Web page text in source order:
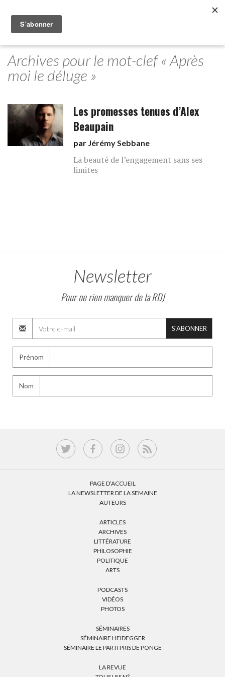
Archives pour le mot-clef « Après
moi le déluge »
Les promesses tenues d’Alex
Beaupain
par Jérémy Sebbane
La beauté de l’engagement sans ses
limites
Newsletter
Pour ne rien manquer de la RDJ
S'ABONNER
Prénom
Nom
PAGE D’ACCUEIL
LA NEWSLETTER DE LA SEMAINE
AUTEURS
ARTICLES
ARCHIVES
LITTÉRATURE
PHILOSOPHIE
POLITIQUE
ARTS
PODCASTS
VIDÉOS
PHOTOS
SÉMINAIRES
SÉMINAIRE HEIDEGGER
SÉMINAIRE LE PARTI PRIS DE PONGE
LA REVUE